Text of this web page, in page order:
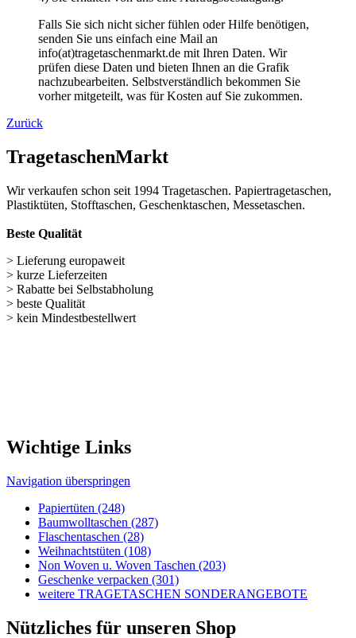
> Lieferung europaweit
> kurze Lieferzeiten
> Rabatte bei Selbstabholung
> beste Qualität
> kein Mindestbestellwert
Wichtige Links
Navigation überspringen
Papiertüten (248)
Baumwolltaschen (287)
Flaschentaschen (28)
Weihnachts­tüten (108)
Non Woven u. Woven Taschen (203)
Geschenke verpacken (301)
Kunden-Login
Newsletter bestellen
Sitemap
Rechtliches
Navigation überspringen
Impressum
Lieferungen-Zahlungsbedingungen